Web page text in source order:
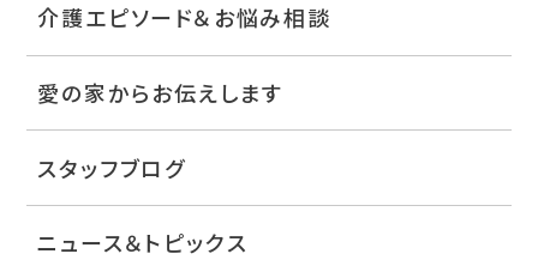
介護エピソード＆お悩み相談
愛の家からお伝えします
スタッフブログ
ニュース＆トピックス